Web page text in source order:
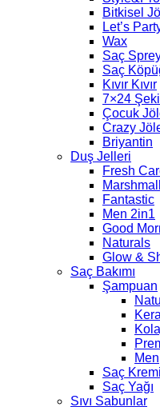
Bitkisel
Let’s
Wax
Saç
Saç
Kıvır Kıvır
7×24
Çocuk
Crazy
Briyantin
Duş Jelleri
Fresh
Fantastic
Men 2in1
Good
Naturals
Glow &
Saç Bakımı
Şampuan
Men
Saç Kremi
Saç Yağı
Sıvı Sabunlar